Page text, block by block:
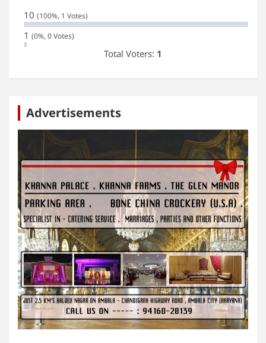
10 (100%, 1 Votes)
1 (0%, 0 Votes)
Total Voters: 1
Advertisements